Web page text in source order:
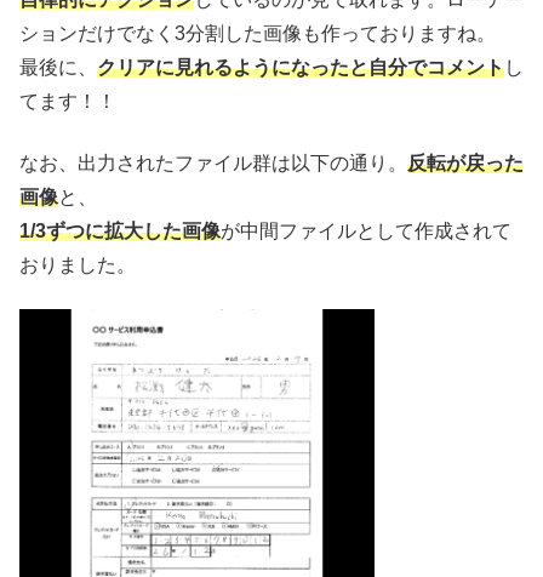
ションだけでなく3分割した画像も作っておりますね。
最後に、 クリアに見れるようになったと自分でコメントし
てます！！
なお、出力されたファイル群は以下の通り。 反転が戻った
画像と、
1/3ずつに拡大した画像が中間ファイルとして作成されて
おりました。